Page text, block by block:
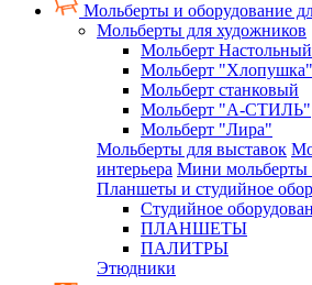
Мольберты и оборудование
Мольберты для художников
Мольберт Настольный
Мольберт "Хлопушка"
Мольберт станковый
Мольберт "А-СТИЛЬ"
Мольберт "Лира"
Мольберты для выставок
интерьера Мини мольберты
Планшеты и студийное
Студийное
ПЛАНШЕТЫ
ПАЛИТРЫ
Этюдники